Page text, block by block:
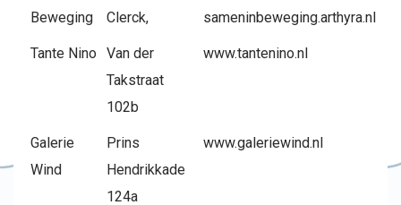
Beweging
Clerck,
sameninbeweging.arthyra.nl
Tante Nino Van der
Takstraat
102b
www.tantenino.nl
Galerie
Wind
Prins
Hendrikkade
124a
www.galeriewind.nl